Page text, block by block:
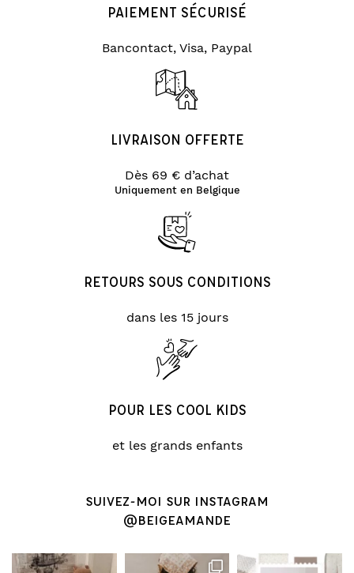
PAIEMENT SÉCURISÉ
Bancontact, Visa, Paypal
LIVRAISON OFFERTE
Dès 69 € d’achat
Uniquement en Belgique
RETOURS SOUS CONDITIONS
dans les 15 jours
POUR LES COOL KIDS
et les grands enfants
SUIVEZ-MOI SUR INSTAGRAM
@BEIGEAMANDE